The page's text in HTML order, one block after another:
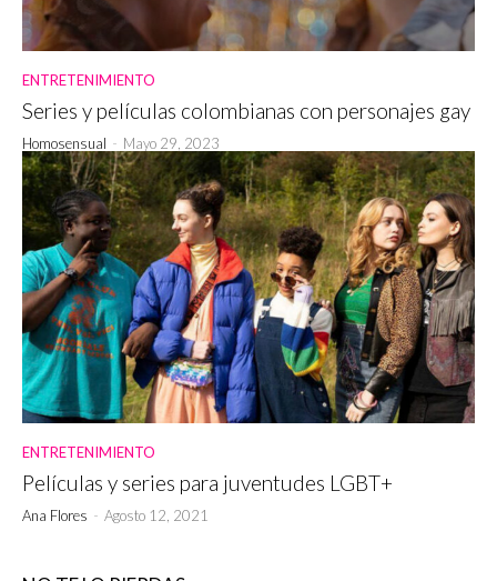
ENTRETENIMIENTO
Series y películas colombianas con personajes gay
Homosensual - Mayo 29, 2023
ENTRETENIMIENTO
Películas y series para juventudes LGBT+
Ana Flores - Agosto 12, 2021